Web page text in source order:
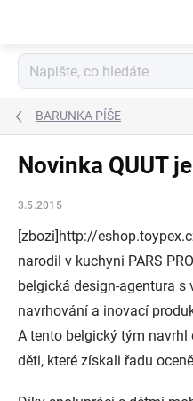
BARUNKA PÍŠE
Novinka QUUT
3.5.2015
[zbozi]http://
narodil v kuchyni PARS
belgická design-agentura s
navrhování a inovací
A tento belgický tým
děti, které získali řadu